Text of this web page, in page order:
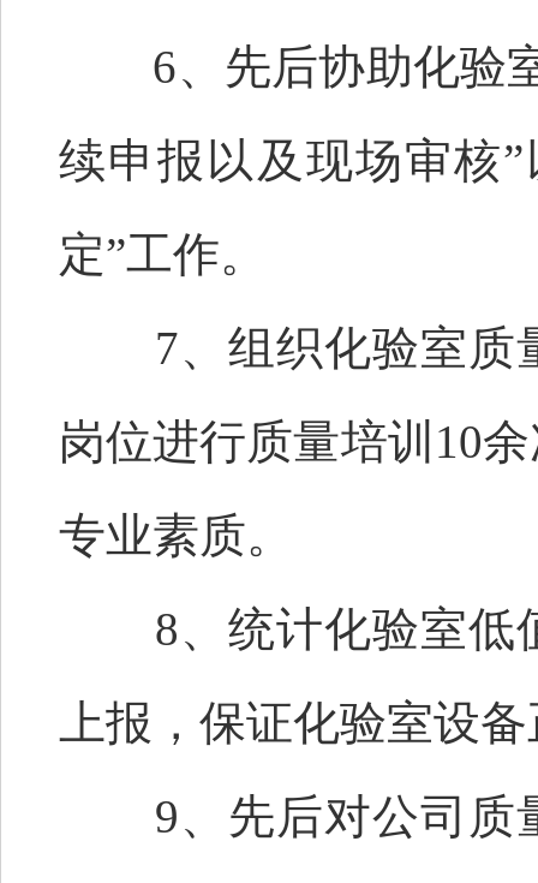
6、先后协助化验室
续申报以及现场审核
定”工作。
7、组织化验室质
岗位进行质量培训10
专业素质。
8、统计化验室低
上报，保证化验室设
9、先后对公司质